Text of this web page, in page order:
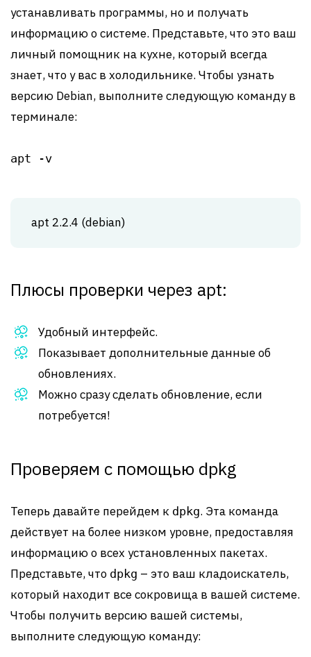
устанавливать программы, но и получать
информацию о системе. Представьте, что это ваш
личный помощник на кухне, который всегда
знает, что у вас в холодильнике. Чтобы узнать
версию Debian, выполните следующую команду в
терминале:
apt -v
apt 2.2.4 (debian)
Плюсы проверки через apt:
Удобный интерфейс.
Показывает дополнительные данные об
обновлениях.
Можно сразу сделать обновление, если
потребуется!
Проверяем с помощью dpkg
Теперь давайте перейдем к dpkg. Эта команда
действует на более низком уровне, предоставляя
информацию о всех установленных пакетах.
Представьте, что dpkg – это ваш кладоискатель,
который находит все сокровища в вашей системе.
Чтобы получить версию вашей системы,
выполните следующую команду: